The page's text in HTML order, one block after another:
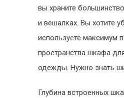
вы храните
и вешалках. Вы хотите
используете максимум
пространства шкафа
одежды. Нужно знать
Глубина встроенных